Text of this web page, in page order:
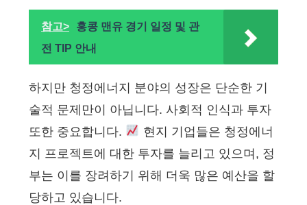
참고>
홍콩 맨유 경기 일정 및 관
전 TIP 안내
하지만 청정에너지 분야의 성장은 단순한 기
술적 문제만이 아닙니다. 사회적 인식과 투자
또한 중요합니다.
현지 기업들은 청정에너
지 프로젝트에 대한 투자를 늘리고 있으며, 정
부는 이를 장려하기 위해 더욱 많은 예산을 할
당하고 있습니다.